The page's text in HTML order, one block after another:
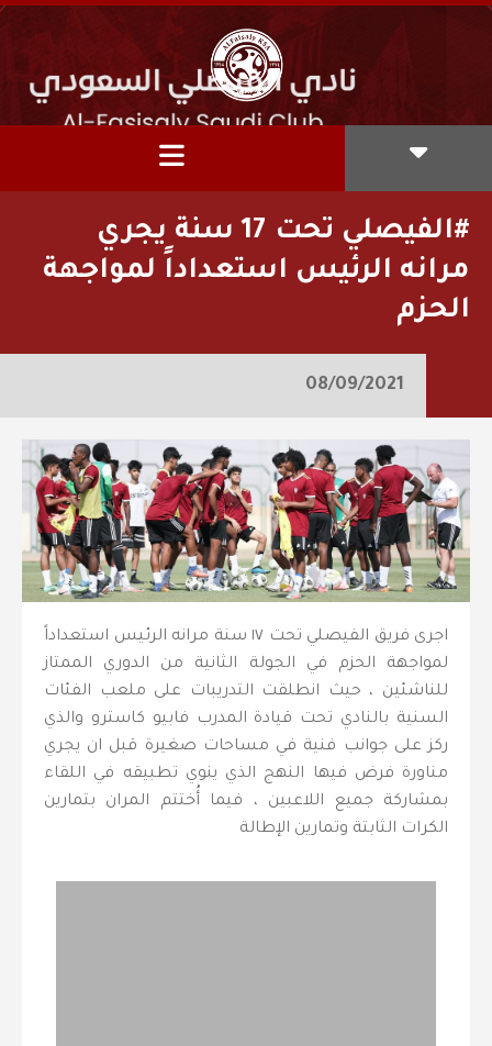
‫#الفيصلي‬⁩ تحت 17 سنة يجري
مرانه الرئيس استعداداً لمواجهة
الحزم
08/09/2021
اجرى فريق الفيصلي تحت ١٧ سنة مرانه الرئيس استعداداً
لمواجهة الحزم في الجولة الثانية من الدوري الممتاز
للناشئين ، حيث انطلقت التدريبات على ملعب الفئات
السنية بالنادي تحت قيادة المدرب فابيو كاسترو والذي
ركز على جوانب فنية في مساحات صغيرة قبل ان يجري
مناورة فرض فيها النهج الذي ينوي تطبيقه في اللقاء
بمشاركة جميع اللاعبين ، فيما أُختتم المران بتمارين
الكرات الثابتة وتمارين الإطالة